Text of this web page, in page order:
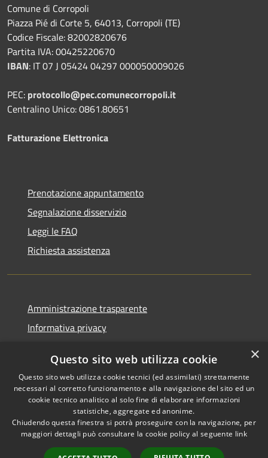
Comune di Corropoli
Piazza Pié di Corte 5, 64013, Corropoli (TE)
Codice Fiscale: 82002820676
Partita IVA: 00425220670
IBAN: IT 07 J 05424 04297 000050009026
PEC: protocollo@pec.comunecorropoli.it
Centralino Unico: 0861.80651
Fatturazione Elettronica
Prenotazione appuntamento
Segnalazione disservizio
Leggi le FAQ
Richiesta assistenza
Amministrazione trasparente
Informativa privacy
Dichiarazione di accessibilità
RSS
Accessibilità
Copyright © 2026 • Comune di
Corropoli • Powered by
Municipium• Accesso
×
Questo sito web utilizza cookie
Questo sito web utilizza cookie tecnici (ed assimilati) strettamente
necessari al corretto funzionamento e alla navigazione del sito ed un
cookie tecnico analitico al solo fine di elaborare informazioni
statistiche, aggregate ed anonime.
Chiudendo questa finestra si potrà proseguire con la navigazione, per
maggiori dettagli può consultare la cookie policy al seguente link